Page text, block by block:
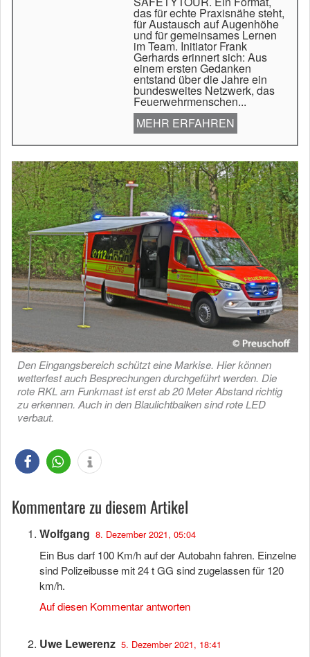
das für echte Praxisnähe steht,
für Austausch auf Augenhöhe
und für gemeinsames Lernen
im Team. Initiator Frank
Gerhards erinnert sich: Aus
einem ersten Gedanken
entstand über die Jahre ein
bundesweites Netzwerk, das
Feuerwehrmenschen...
MEHR ERFAHREN
Den Eingangsbereich schützt eine Markise. Hier können
wetterfest auch Besprechungen durchgeführt werden. Die
rote RKL am Funkmast ist erst ab 20 Meter Abstand richtig
zu erkennen. Auch in den Blaulichtbalken sind rote LED
verbaut.
Kommentare zu diesem Artikel
Wolfgang 8. Dezember 2021, 05:04
Ein Bus darf 100 Km/h auf der Autobahn fahren. Einzelne
sind Polizeibusse mit 24 t GG sind zugelassen für 120
km/h.
Auf diesen Kommentar antworten
Uwe Lewerenz 5. Dezember 2021, 18:41